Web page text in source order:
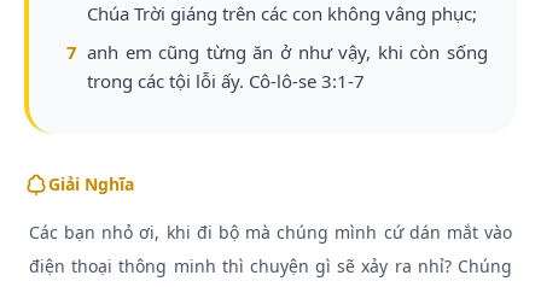
Chúa Trời giáng trên các con không vâng phục;
7 anh em cũng từng ăn ở như vậy, khi còn sống
trong các tội lỗi ấy. Cô-lô-se 3:1-7
Giải Nghĩa
Các bạn nhỏ ơi, khi đi bộ mà chúng mình cứ dán mắt vào
điện thoại thông minh thì chuyện gì sẽ xảy ra nhỉ? Chúng